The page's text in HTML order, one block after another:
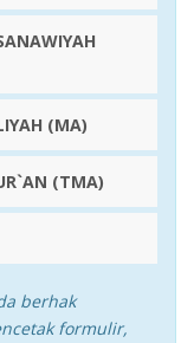
(MA)
(TMA)
berhak
formulir,